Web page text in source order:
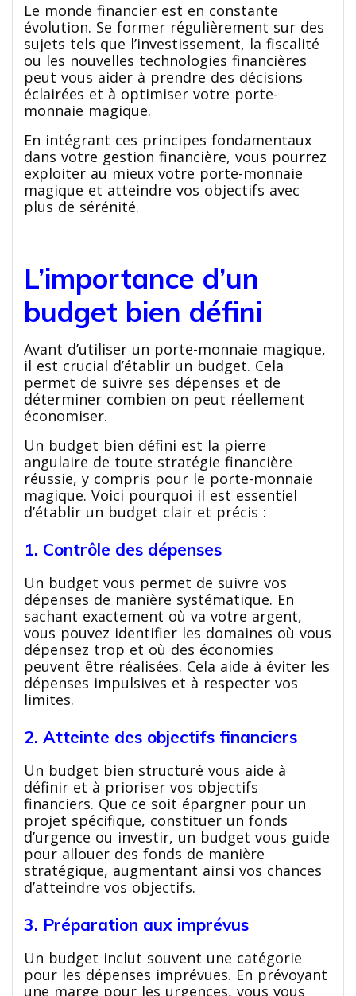
Le monde financier est en constante
évolution. Se former régulièrement sur des
sujets tels que l’investissement, la fiscalité
ou les nouvelles technologies financières
peut vous aider à prendre des décisions
éclairées et à optimiser votre porte-
monnaie magique.
En intégrant ces principes fondamentaux
dans votre gestion financière, vous pourrez
exploiter au mieux votre porte-monnaie
magique et atteindre vos objectifs avec
plus de sérénité.
L’importance d’un
budget bien défini
Avant d’utiliser un porte-monnaie magique,
il est crucial d’établir un budget. Cela
permet de suivre ses dépenses et de
déterminer combien on peut réellement
économiser.
Un budget bien défini est la pierre
angulaire de toute stratégie financière
réussie, y compris pour le porte-monnaie
magique. Voici pourquoi il est essentiel
d’établir un budget clair et précis :
1. Contrôle des dépenses
Un budget vous permet de suivre vos
dépenses de manière systématique. En
sachant exactement où va votre argent,
vous pouvez identifier les domaines où vous
dépensez trop et où des économies
peuvent être réalisées. Cela aide à éviter les
dépenses impulsives et à respecter vos
limites.
2. Atteinte des objectifs financiers
Un budget bien structuré vous aide à
définir et à prioriser vos objectifs
financiers. Que ce soit épargner pour un
projet spécifique, constituer un fonds
d’urgence ou investir, un budget vous guide
pour allouer des fonds de manière
stratégique, augmentant ainsi vos chances
d’atteindre vos objectifs.
3. Préparation aux imprévus
Un budget inclut souvent une catégorie
pour les dépenses imprévues. En prévoyant
une marge pour les urgences, vous vous